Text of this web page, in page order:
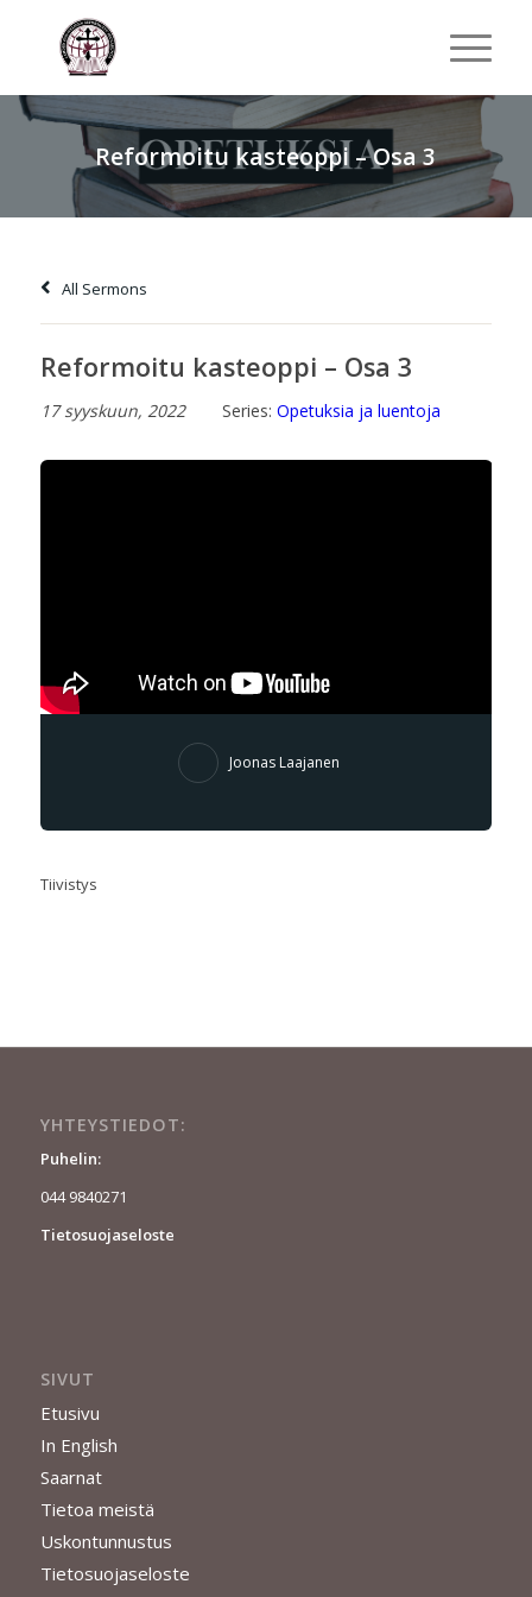
Reformoitu kasteoppi – Osa 3
All Sermons
Reformoitu kasteoppi – Osa 3
17 syyskuun, 2022 Series: Opetuksia ja luentoja
Joonas Laajanen
Tiivistys
YHTEYSTIEDOT:
Puhelin:
044 9840271
Tietosuojaseloste
SIVUT
Etusivu
In English
Saarnat
Tietoa meistä
Uskontunnustus
Tietosuojaseloste